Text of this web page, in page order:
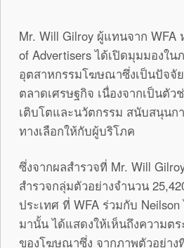
Mr. Will Gilroy ผู้แทนจาก WFA
of Advertisers ได้เปิดมุมมองใน
อุตสาหกรรมโฆษณาซึ่งเป็นปัจจั
ตลาดเศรษฐกิจ เนื่องจากเป็นตัว
เติบโตและนวัตกรรม สนับสนุนก
ทางเลือกให้กับผู้บริโภค
ซึ่งจากผลสำรวจที่ Mr. Will
สำรวจกลุ่มตัวอย่างจำนวน
ประเทศ ที่ WFA ร่วมกับ
มานั้น ได้แสดงให้เห็นถึงความต
ของโฆษณาซึ่ง จากภาพตัวอย่าง